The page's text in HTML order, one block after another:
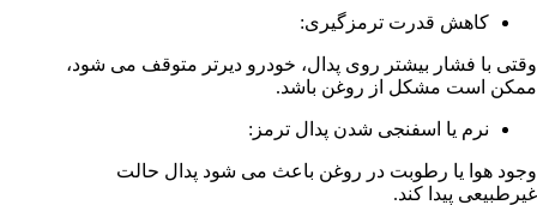
کاهش قدرت ترمزگیری:
وقتی با فشار بیشتر روی پدال، خودرو دیرتر متوقف می شود،
ممکن است مشکل از روغن باشد.
نرم یا اسفنجی شدن پدال ترمز:
وجود هوا یا رطوبت در روغن باعث می شود پدال حالت
غیرطبیعی پیدا کند.